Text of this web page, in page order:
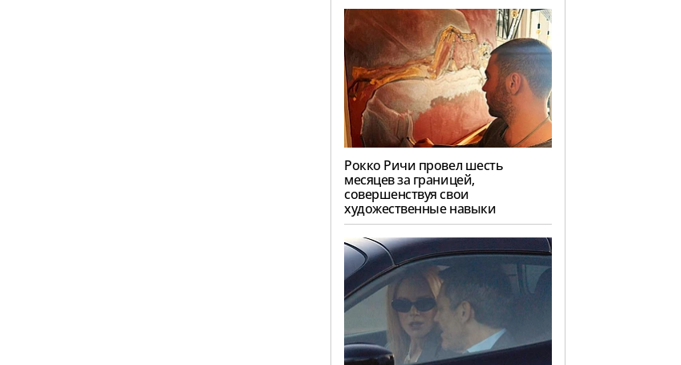
Рокко Ричи провел шесть
месяцев за границей,
совершенствуя свои
художественные навыки